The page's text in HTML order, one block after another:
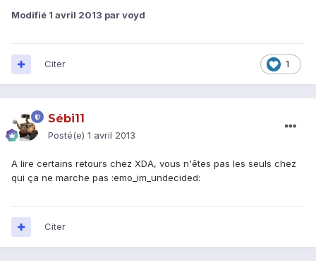
Modifié 1 avril 2013 par voyd
1
Citer
Sébi11
Posté(e) 1 avril 2013
A lire certains retours chez XDA, vous n'êtes pas les seuls chez
qui ça ne marche pas :emo_im_undecided:
Citer